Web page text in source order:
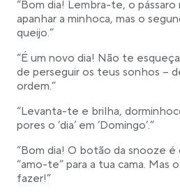
“Bom dia! Lembra-te, o pássaro
apanhar a minhoca, mas o
queijo.”
“É um novo dia! Não te
de perseguir os teus sonhos –
ordem.”
“Levanta-te e brilha,
pores o ‘dia’ em ‘Domingo’.”
“Bom dia! O botão da snooze
“amo-te” para a tua cama. Mas
fazer!”